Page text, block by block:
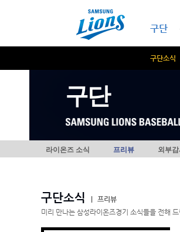
구단
구단소식
구단
라이온즈 소식 프리뷰 외부
구단소식
프리뷰
미리 만나는 삼성라이온즈경기 소식들을 전해 드